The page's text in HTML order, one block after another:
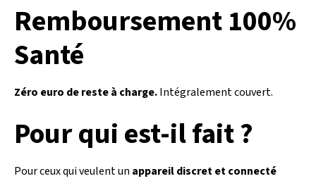
Remboursement 100%
Santé
Zéro euro de reste à charge.Intégralement couvert.
Pour qui est-il fait ?
Pour ceux qui veulent un appareil discret et connecté